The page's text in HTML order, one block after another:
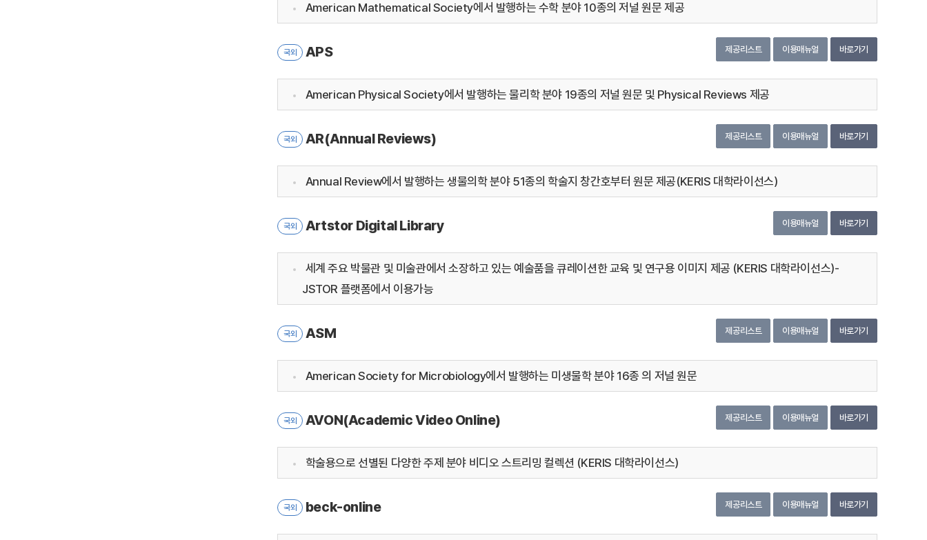
American Mathematical Society에서 발행하는 수학 분야 10종의 저널 원문 제공
국외 APS 제공리스트 이용매뉴얼 바로가기
American Physical Society에서 발행하는 물리학 분야 19종의 저널 원문 및 Physical Reviews 제공
국외 AR(Annual Reviews) 제공리스트 이용매뉴얼 바로가기
Annual Review에서 발행하는 생물의학 분야 51종의 학술지 창간호부터 원문 제공(KERIS 대학라이선스)
국외 Artstor Digital Library 이용매뉴얼 바로가기
세계 주요 박물관 및 미술관에서 소장하고 있는 예술품을 큐레이션한 교육 및 연구용 이미지 제공 (KERIS 대학라이선스)-
JSTOR 플랫폼에서 이용가능
국외 ASM 제공리스트 이용매뉴얼 바로가기
American Society for Microbiology에서 발행하는 미생물학 분야 16종 의 저널 원문
국외 AVON(Academic Video Online) 제공리스트 이용매뉴얼 바로가기
학술용으로 선별된 다양한 주제 분야 비디오 스트리밍 컬렉션 (KERIS 대학라이선스)
국외 beck-online 제공리스트 이용매뉴얼 바로가기